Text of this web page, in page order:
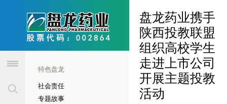
特色盘龙
社会责任
专题故事
盘龙药业携手
陕西投教联盟
组织高校学生
走进上市公司
开展主题投教
活动